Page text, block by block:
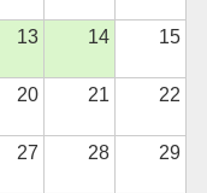
13 14 15
20 21 22
27 28 29